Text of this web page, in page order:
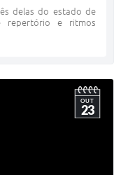
delas do estado de
repertório e ritmos
OUT
23